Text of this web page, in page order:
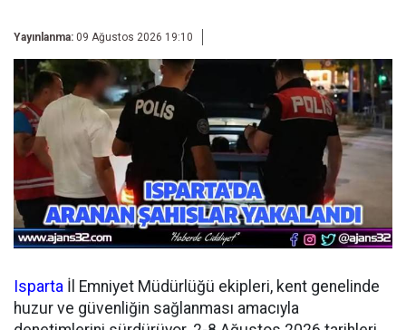
Yayınlanma: 09 Ağustos 2026 19:10
Isparta İl Emniyet Müdürlüğü ekipleri, kent genelinde
huzur ve güvenliğin sağlanması amacıyla